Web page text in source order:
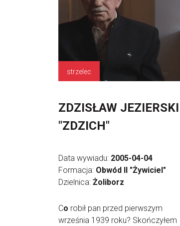
strzelec
ZDZISŁAW JEZIERSKI
"ZDZICH"
Data wywiadu: 2005-04-04
Formacja: Obwód II "Żywiciel"
Dzielnica: Żoliborz
Co robił pan przed pierwszym
września 1939 roku? Skończyłem